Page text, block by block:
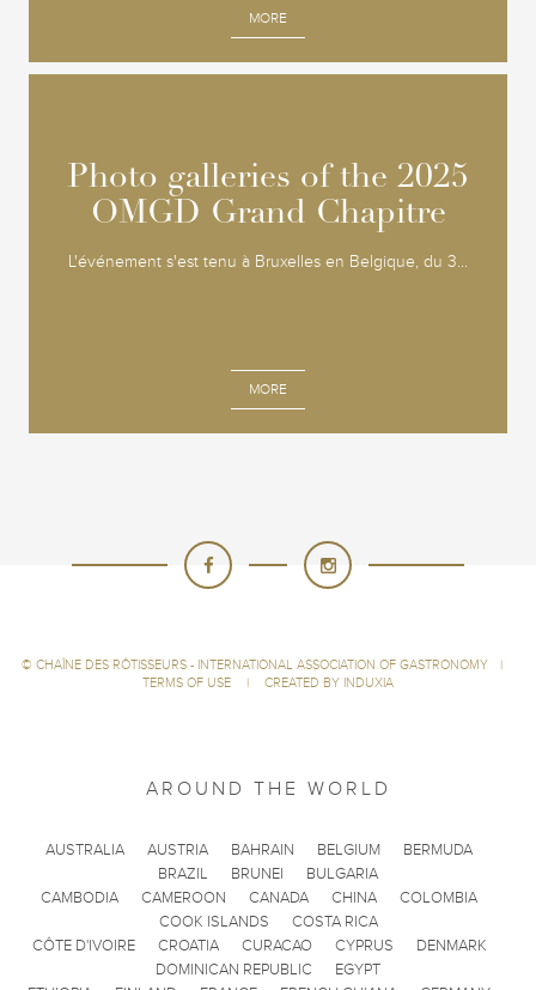
MORE
Photo galleries of the 2025
OMGD Grand Chapitre
L'événement s'est tenu à Bruxelles en Belgique, du 3...
MORE
Photo galleries of the 2025
OMGD Grand Chapitre
© CHAÎNE DES RÔTISSEURS - INTERNATIONAL ASSOCIATION OF GASTRONOMY
|
TERMS OF USE
| CREATED BY INDUXIA
AROUND THE WORLD
AUSTRALIA AUSTRIA BAHRAIN BELGIUM
BERMUDA
BRAZIL
BRUNEI
BULGARIA
CAMBODIA
CAMEROON CANADA CHINA
COLOMBIA
COOK ISLANDS
COSTA RICA
CÔTE D'IVOIRE
CROATIA CURACAO CYPRUS
DENMARK
DOMINICAN REPUBLIC
EGYPT